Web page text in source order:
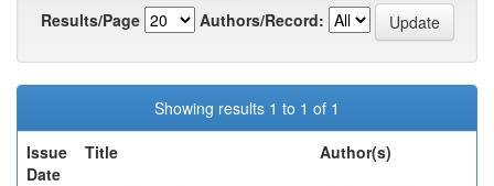
Results/Page
Authors/Record:
Showing results 1 to 1 of 1
Issue
Date
Title Author(s)